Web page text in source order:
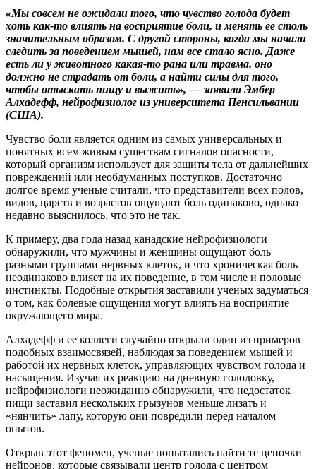
«Мы совсем не ожидали того, что чувство голода будет
хоть как-то влиять на восприятие боли, и менять ее столь
значительным образом. С другой стороны, когда мы начали
следить за поведением мышей, нам все стало ясно. Даже
есть ли у животного какая-то рана или травма, оно
должно не страдать от боли, а найти силы для того,
чтобы отыскать пищу и выжить», — заявила Эмбер
Алхадефф, нейрофизиолог из университета Пенсильвании
(США).
Чувство боли является одним из самых универсальных и
понятных всем живым существам сигналов опасности,
который организм использует для защиты тела от дальнейших
повреждений или необдуманных поступков. Достаточно
долгое время ученые считали, что представители всех полов,
видов, царств и возрастов ощущают боль одинаково, однако
недавно выяснилось, что это не так.
К примеру, два года назад канадские нейрофизиологи
обнаружили, что мужчины и женщины ощущают боль
разными группами нервных клеток, и что хроническая боль
неодинаково влияет на их поведение, в том числе и половые
инстинкты. Подобные открытия заставили ученых задуматься
о том, как болевые ощущения могут влиять на восприятие
окружающего мира.
Алхадефф и ее коллеги случайно открыли один из примеров
подобных взаимосвязей, наблюдая за поведением мышей и
работой их нервных клеток, управляющих чувством голода и
насыщения. Изучая их реакцию на дневную голодовку,
нейрофизиологи неожиданно обнаружили, что недостаток
пищи заставил нескольких грызунов меньше лизать и
«нянчить» лапу, которую они повредили перед началом
опытов.
Открыв этот феномен, ученые попытались найти те цепочки
нейронов, которые связывали центр голода с центром